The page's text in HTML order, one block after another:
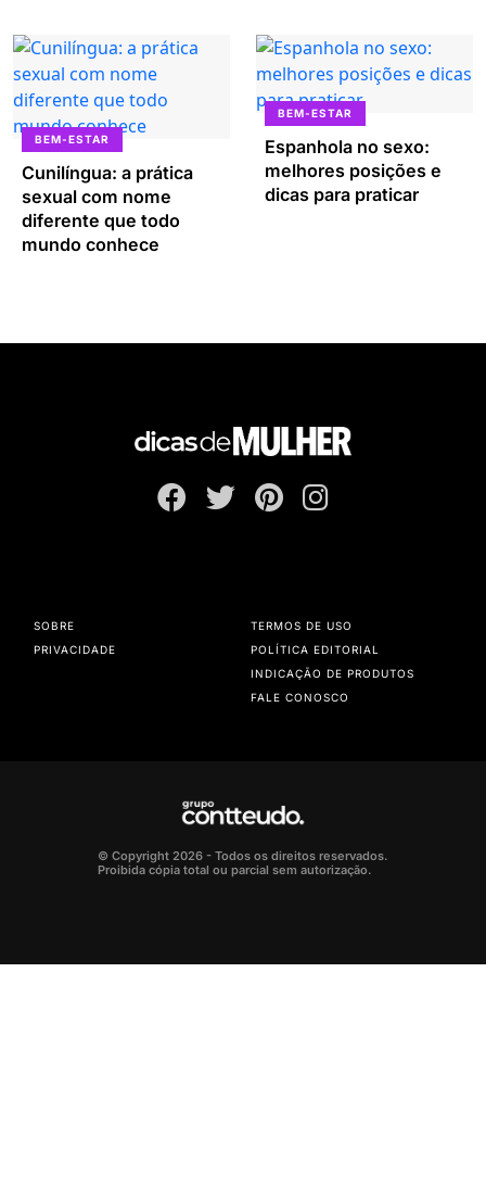
BEM-ESTAR
Cunilíngua: a prática
sexual com nome
diferente que todo
mundo conhece
BEM-ESTAR
Espanhola no sexo:
melhores posições e
dicas para praticar
SOBRE
PRIVACIDADE
TERMOS DE USO
POLÍTICA EDITORIAL
INDICAÇÃO DE PRODUTOS
FALE CONOSCO
© Copyright 2026 - Todos os direitos reservados.
Proibida cópia total ou parcial sem autorização.